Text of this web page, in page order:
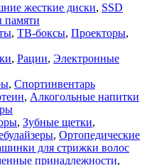
жесткие диски, SSD
памяти
, ТВ-боксы, Проекторы,
, Рации, Электронные
, Спортинвентарь
, Алкогольные напитки
, Зубные щетки,
, Ортопедические
для стрижки волос
принадлежности,